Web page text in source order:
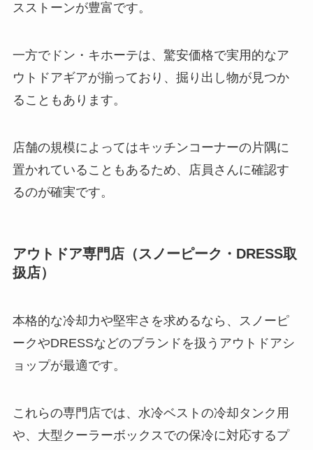
スストーンが豊富です。
一方でドン・キホーテは、驚安価格で実用的なア
ウトドアギアが揃っており、掘り出し物が見つか
ることもあります。
店舗の規模によってはキッチンコーナーの片隅に
置かれていることもあるため、店員さんに確認す
るのが確実です。
アウトドア専門店（スノーピーク・DRESS取
扱店）
本格的な冷却力や堅牢さを求めるなら、スノーピ
ークやDRESSなどのブランドを扱うアウトドアシ
ョップが最適です。
これらの専門店では、水冷ベストの冷却タンク用
や、大型クーラーボックスでの保冷に対応するプ